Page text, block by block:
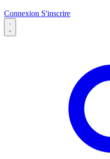
Connexion S'inscrire
·